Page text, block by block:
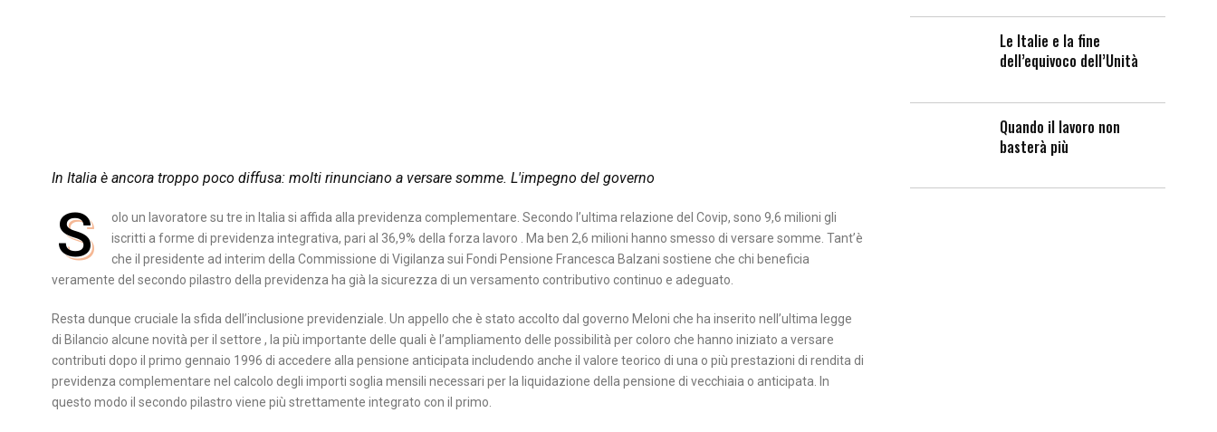
In Italia è ancora troppo poco diffusa: molti rinunciano a versare somme. L'impegno del governo
S
olo un lavoratore su tre in Italia si affida alla previdenza complementare. Secondo l’ultima relazione del Covip, sono 9,6 milioni gli
iscritti a forme di previdenza integrativa, pari al 36,9% della forza lavoro . Ma ben 2,6 milioni hanno smesso di versare somme. Tant’è
che il presidente ad interim della Commissione di Vigilanza sui Fondi Pensione Francesca Balzani sostiene che chi beneficia
veramente del secondo pilastro della previdenza ha già la sicurezza di un versamento contributivo continuo e adeguato.
Resta dunque cruciale la sfida dell’inclusione previdenziale. Un appello che è stato accolto dal governo Meloni che ha inserito nell’ultima legge
di Bilancio alcune novità per il settore , la più importante delle quali è l’ampliamento delle possibilità per coloro che hanno iniziato a versare
contributi dopo il primo gennaio 1996 di accedere alla pensione anticipata includendo anche il valore teorico di una o più prestazioni di rendita di
previdenza complementare nel calcolo degli importi soglia mensili necessari per la liquidazione della pensione di vecchiaia o anticipata. In
questo modo il secondo pilastro viene più strettamente integrato con il primo.
Le Italie e la fine
dell’equivoco dell’Unità
Quando il lavoro non
basterà più